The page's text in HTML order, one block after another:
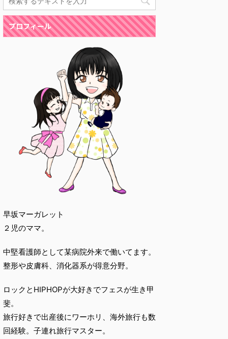
プロフィール
早坂マーガレット
２児のママ。
中堅看護師として某病院外来で働いてます。
整形や皮膚科、消化器系が得意分野。
ロックとHIPHOPが大好きでフェスが生き甲
斐。
旅行好きで出産後にワーホリ、海外旅行も数
回経験。子連れ旅行マスター。